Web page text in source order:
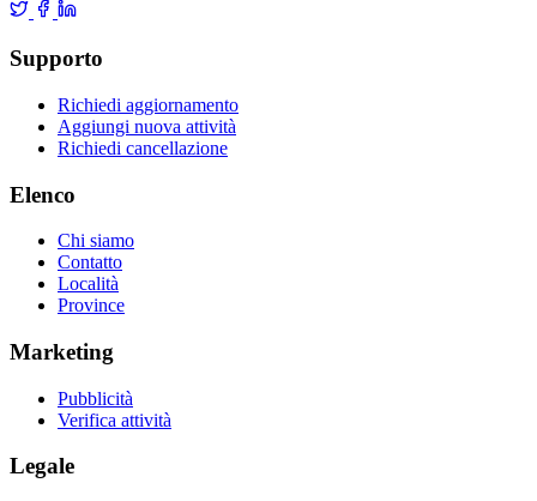
Supporto
Richiedi aggiornamento
Aggiungi nuova attività
Richiedi cancellazione
Elenco
Chi siamo
Contatto
Località
Province
Marketing
Pubblicità
Verifica attività
Legale